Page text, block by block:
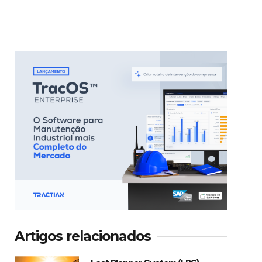
Artigos relacionados